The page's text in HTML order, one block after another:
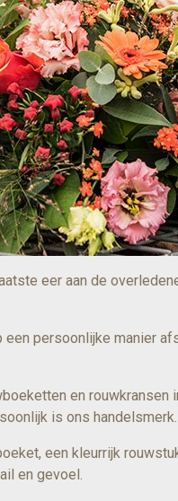
eer aan de
persoonlijke manier
en rouwkransen
is ons handelsmerk.
een kleurrijk
en gevoel.